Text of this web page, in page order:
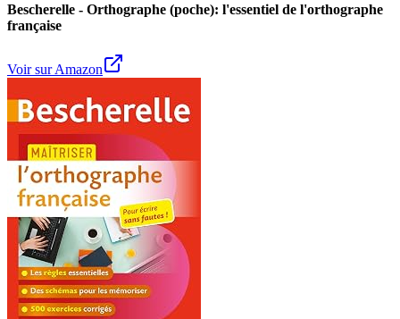
Bescherelle - Orthographe (poche): l'essentiel de l'orthographe
française
Voir sur Amazon